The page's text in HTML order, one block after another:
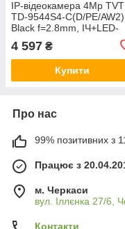
IP-відеокамера 4Mp TVT
TD-9544S4-C(D/PE/AW2)
Black f=2.8mm, ІЧ+LED-
мікрофоном (77-00331)
4 597 ₴
Купити
Про нас
99% позитивних з
Працює з
м. Черкаси
вул. Іллєнка 27/6,
Контакти